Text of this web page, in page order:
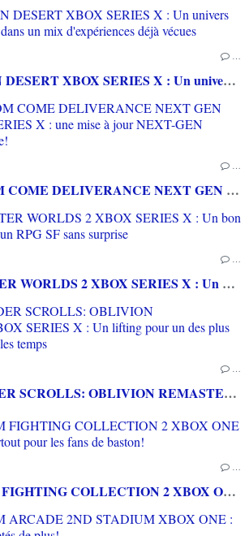
…
[TEST] CRIMSON DESERT XBOX SERIES X : Un univers sublime et intriguant dans un mix d'expériences déjà vécues
…
[TEST] KINGDOM COME DELIVERANCE NEXT GEN UPDATE XBOX SERIES X : une mise à jour NEXT-GEN surprise et bien venue!
…
[TEST] THE OUTER WORLDS 2 XBOX SERIES X : Un bon nouvel épisode pour un RPG SF sans surprise
…
[TEST] THE ELDER SCROLLS: OBLIVION REMASTERED XBOX SERIES X : Un lifting pour un des plus grands RPG de tous les temps
…
[TEST] CAPCOM FIGHTING COLLECTION 2 XBOX ONE : une compilation surtout pour les fans de baston!